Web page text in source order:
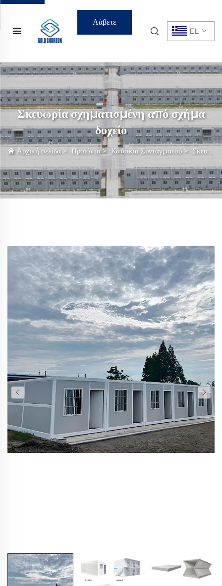
Λάβετε
EL
Σκευωρία σχηματισμένη από σχήμα
δοχείο
Αρχική σελίδα> Προϊόντα> Κατοικία Συνταγματού> Σκευωρία σχηματισμένη από σχήμα δοχείο